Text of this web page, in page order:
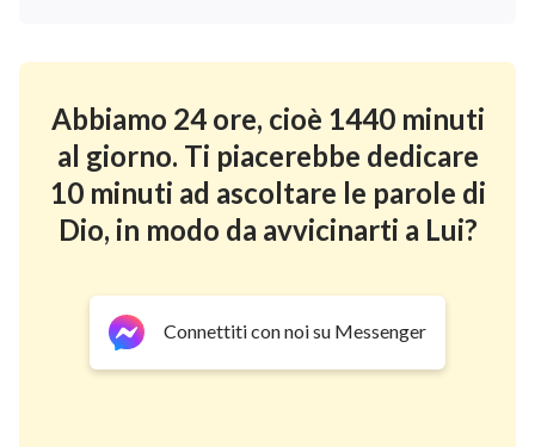
Abbiamo 24 ore, cioè 1440 minuti
al giorno. Ti piacerebbe dedicare
10 minuti ad ascoltare le parole di
Dio, in modo da avvicinarti a Lui?
Connettiti con noi su Messenger